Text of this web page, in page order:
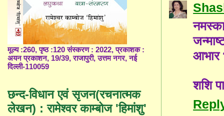
आभार
शशि
मूल्य :260, पृष्ठ :120 संस्करण : 2022, प्रकाशक :
अयन प्रकाशन, 19/39, राजापुरी, उत्तम नगर, नई
दिल्ली-110059
छन्द-विधान एवं सृजन(रचनात्मक
लेखन) : रामेश्वर काम्बोज 'हिमांशु'